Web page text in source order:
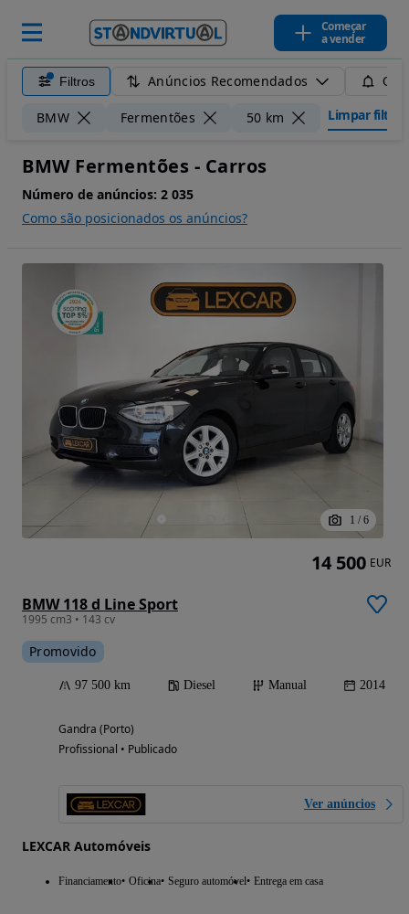
Começar
a vender
Filtros Anúncios Recomendados
BMW Fermentões 50 km Limpar filtros
BMW Fermentões - Carros
Número de anúncios: 2 035
Como são posicionados os anúncios?
1 / 6
BMW 118 d Line Sport
1995 cm3 • 143 cv
Promovido
97 500 km Diesel Manual 2014
Gandra (Porto)
Profissional • Publicado
Ver anúncios
LEXCAR Automóveis
Financiamento Oficina Seguro automóvel Entrega em casa
14 500 EUR